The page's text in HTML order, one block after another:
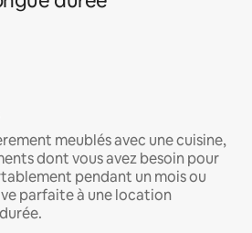
meublés avec une cuisine,
dont vous avez besoin pour
pendant un mois ou
parfaite à une location